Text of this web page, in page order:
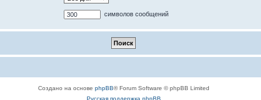
символов сообщений
Создано на основе phpBB® Forum Software © phpBB Limited
Русская поддержка phpBB